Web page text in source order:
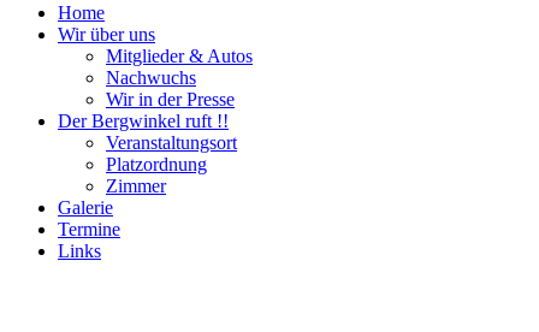
Home
Wir über uns
Mitglieder & Autos
Nachwuchs
Wir in der Presse
Der Bergwinkel ruft !!
Veranstaltungsort
Platzordnung
Zimmer
Galerie
Termine
Links